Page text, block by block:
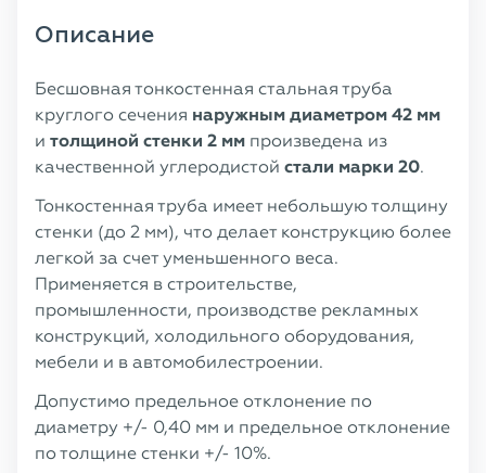
Описание
Бесшовная тонкостенная стальная труба
круглого сечения наружным диаметром 42 мм
и толщиной стенки 2 мм произведена из
качественной углеродистой стали марки 20.
Тонкостенная труба имеет небольшую толщину
стенки (до 2 мм), что делает конструкцию более
легкой за счет уменьшенного веса.
Применяется в строительстве,
промышленности, производстве рекламных
конструкций, холодильного оборудования,
мебели и в автомобилестроении.
Допустимо предельное отклонение по
диаметру +/- 0,40 мм и предельное отклонение
по толщине стенки +/- 10%.